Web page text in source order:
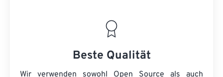
Beste Qualität
Wir verwenden sowohl Open Source als auch